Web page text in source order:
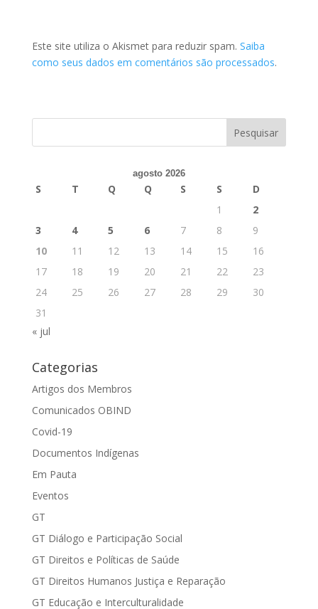
Este site utiliza o Akismet para reduzir spam. Saiba
como seus dados em comentários são processados.
agosto 2026
S T Q Q S S
D
1
2
3
4 5 6 7 8
9
10
11 12 13 14 15
16
17
18 19 20 21 22
23
24
25 26 27 28 29
30
31
« jul
Categorias
Artigos dos Membros
Comunicados OBIND
Covid-19
Documentos Indígenas
Em Pauta
Eventos
GT
GT Diálogo e Participação Social
GT Direitos e Políticas de Saúde
GT Direitos Humanos Justiça e Reparação
GT Educação e Interculturalidade